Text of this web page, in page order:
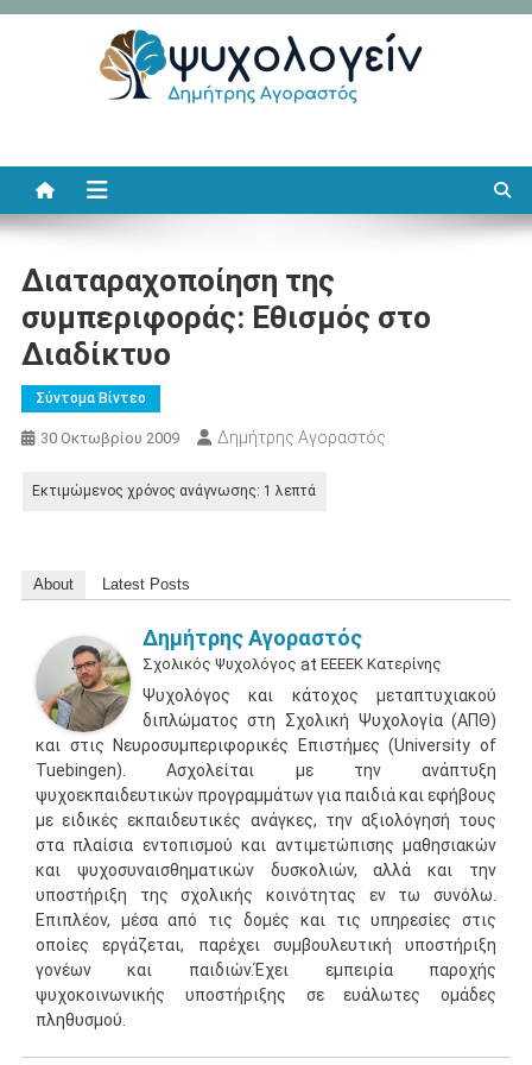
Μεταπηδήστε
Διαταραχοποίηση της
συμπεριφοράς: Εθισμός στο
Διαδίκτυο
Σύντομα Βίντεο
30 Οκτωβρίου 2009 Δημήτρης Αγοραστός
About Latest Posts
Δημήτρης Αγοραστός
Σχολικός Ψυχολόγος at ΕΕΕΕΚ Κατερίνης
Ψυχολόγος και κάτοχος μεταπτυχιακού
διπλώματος στη Σχολική Ψυχολογία (ΑΠΘ)
και στις Νευροσυμπεριφορικές Επιστήμες (University of
Tuebingen). Ασχολείται με την ανάπτυξη
ψυχοεκπαιδευτικών προγραμμάτων για παιδιά και εφήβους
με ειδικές εκπαιδευτικές ανάγκες, την αξιολόγησή τους
στα πλαίσια εντοπισμού και αντιμετώπισης μαθησιακών
και ψυχοσυναισθηματικών δυσκολιών, αλλά και την
υποστήριξη της σχολικής κοινότητας εν τω συνόλω.
Επιπλέον, μέσα από τις δομές και τις υπηρεσίες στις
οποίες εργάζεται, παρέχει συμβουλευτική υποστήριξη
γονέων και παιδιών.Έχει εμπειρία παροχής
ψυχοκοινωνικής υποστήριξης σε ευάλωτες ομάδες
πληθυσμού.